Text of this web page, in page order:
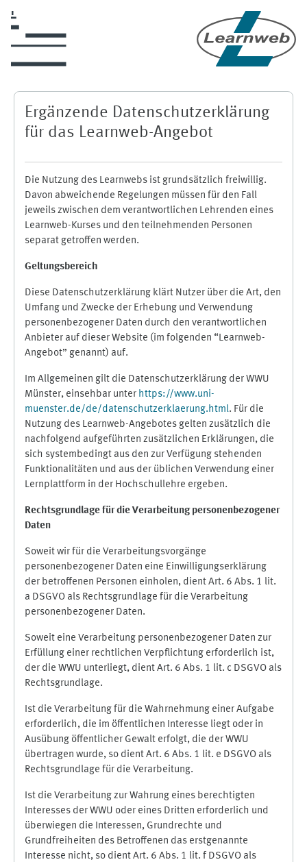
Ergänzende Datenschutzerklärung
für das Learnweb-Angebot
Die Nutzung des Learnwebs ist grundsätzlich freiwillig.
Davon abweichende Regelungen müssen für den Fall
jeweils zwischen dem verantwortlichen Lehrenden eines
Learnweb-Kurses und den teilnehmenden Personen
separat getroffen werden.
Geltungsbereich
Diese Datenschutzerklärung klärt Nutzer über die Art, den
Umfang und Zwecke der Erhebung und Verwendung
personenbezogener Daten durch den verantwortlichen
Anbieter auf dieser Website (im folgenden “Learnweb-
Angebot” genannt) auf.
Im Allgemeinen gilt die Datenschutzerklärung der WWU
Münster, einsehbar unter https://www.uni-
muenster.de/de/datenschutzerklaerung.html. Für die
Nutzung des Learnweb-Angebotes gelten zusätzlich die
nachfolgend aufgeführten zusätzlichen Erklärungen, die
sich systembedingt aus den zur Verfügung stehenden
Funktionalitäten und aus der üblichen Verwendung einer
Lernplattform in der Hochschullehre ergeben.
Rechtsgrundlage für die Verarbeitung personenbezogener
Daten
Soweit wir für die Verarbeitungsvorgänge
personenbezogener Daten eine Einwilligungserklärung
der betroffenen Personen einholen, dient Art. 6 Abs. 1 lit.
a DSGVO als Rechtsgrundlage für die Verarbeitung
personenbezogener Daten.
Soweit eine Verarbeitung personenbezogener Daten zur
Erfüllung einer rechtlichen Verpflichtung erforderlich ist,
der die WWU unterliegt, dient Art. 6 Abs. 1 lit. c DSGVO als
Rechtsgrundlage.
Ist die Verarbeitung für die Wahrnehmung einer Aufgabe
erforderlich, die im öffentlichen Interesse liegt oder in
Ausübung öffentlicher Gewalt erfolgt, die der WWU
übertragen wurde, so dient Art. 6 Abs. 1 lit. e DSGVO als
Rechtsgrundlage für die Verarbeitung.
Ist die Verarbeitung zur Wahrung eines berechtigten
Interesses der WWU oder eines Dritten erforderlich und
überwiegen die Interessen, Grundrechte und
Grundfreiheiten des Betroffenen das erstgenannte
Interesse nicht, so dient Art. 6 Abs. 1 lit. f DSGVO als